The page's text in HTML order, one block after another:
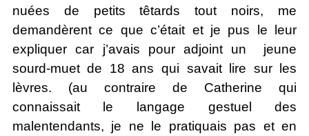
nuées de petits têtards tout noirs, me
demandèrent ce que c’était et je pus le leur
expliquer car j’avais pour adjoint un jeune
sourd-muet de 18 ans qui savait lire sur les
lèvres. (au contraire de Catherine qui
connaissait le langage gestuel des
malentendants, je ne le pratiquais pas et en